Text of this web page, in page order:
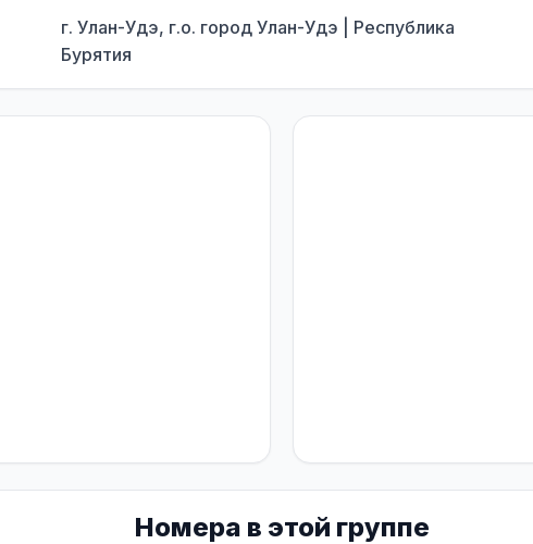
г. Улан-Удэ, г.о. город Улан-Удэ | Республика
Бурятия
Номера в этой группе